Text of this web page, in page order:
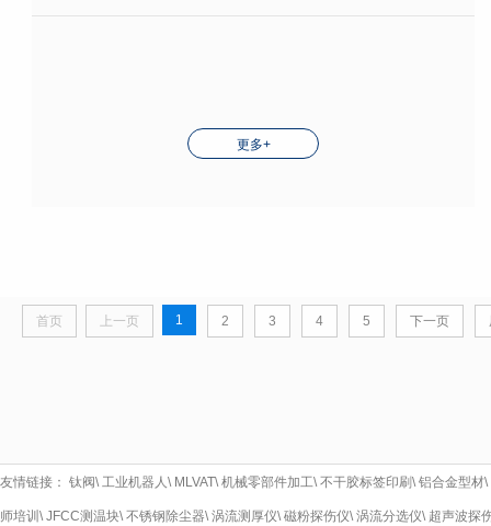
更多+
首页 上一页 1 2 3 4 5 下一页
友情链接： 钛阀\工业机器人\ MLVAT\机械零部件加工\不干胶标签印刷\铝合金型材\
师培训 \JFCC测温块\不锈钢除尘器\涡流测厚仪\磁粉探伤仪\涡流分选仪\ 超声波探